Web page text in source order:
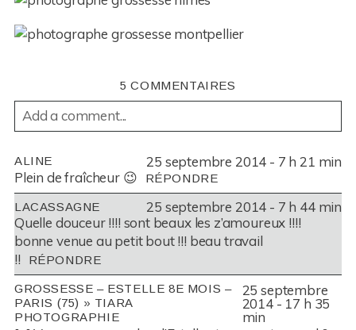
5 COMMENTAIRES
Add a comment...
REQUIRED FIELDS ARE MARKED *
POST COMMENT
ALINE
25 septembre 2014 - 7 h 21 min
Plein de fraîcheur 😉
RÉPONDRE
LACASSAGNE
25 septembre 2014 - 7 h 44 min
Quelle douceur !!!! sont beaux les z’amoureux !!!!
bonne venue au petit bout !!! beau travail
!!
RÉPONDRE
GROSSESSE – ESTELLE 8E MOIS –
PARIS (75) » TIARA
PHOTOGRAPHIE
25 septembre
2014 - 17 h 35
min